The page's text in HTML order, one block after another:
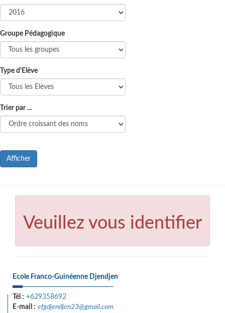
Groupe Pédagogique
Type d'Elève
Trier par ...
Afficher
Veuillez vous identifier
Ecole Franco-Guinéenne Djendjen
Tél : +629358692
E-mail : efgdjendjen23@gmail.com